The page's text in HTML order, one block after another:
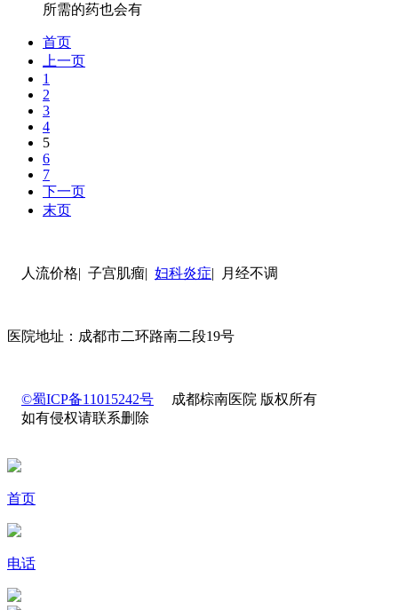
所需的药也会有
首页
上一页
1
2
3
4
5
6
7
下一页
末页
人流价格| 子宫肌瘤| 妇科炎症| 月经不调
医院地址：成都市二环路南二段19号
©蜀ICP备11015242号 成都棕南医院 版权所有
如有侵权请联系删除
首页
电话